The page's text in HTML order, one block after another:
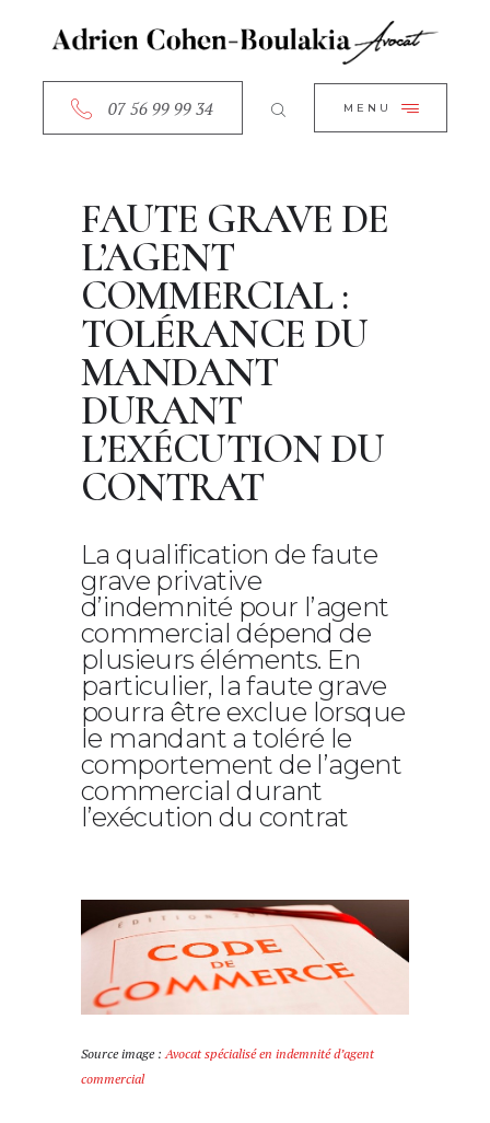
07 56 99 99 34 MENU
CLOSE
ACCUEIL
SERVICES
CONTACT
FAUTE GRAVE DE
L’AGENT
COMMERCIAL :
TOLÉRANCE DU
MANDANT
DURANT
L’EXÉCUTION DU
CONTRAT
La qualification de faute
grave privative
d’indemnité pour l’agent
commercial dépend de
plusieurs éléments. En
particulier, la faute grave
pourra être exclue lorsque
le mandant a toléré le
comportement de l’agent
commercial durant
l’exécution du contrat
Source image :Avocat spécialisé en indemnité d’agent
commercial